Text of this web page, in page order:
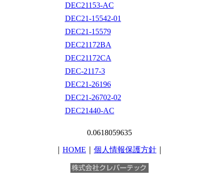
DEC21153-AC
DEC21-15542-01
DEC21-15579
DEC21172BA
DEC21172CA
DEC-2117-3
DEC21-26196
DEC21-26702-02
DEC21440-AC
0.0618059635
HOME 個人情報保護方針